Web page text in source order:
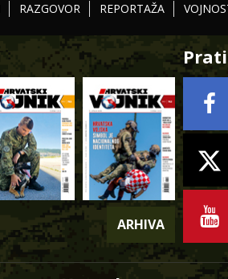
RAZGOVOR REPORTAŽA
ARHIVA